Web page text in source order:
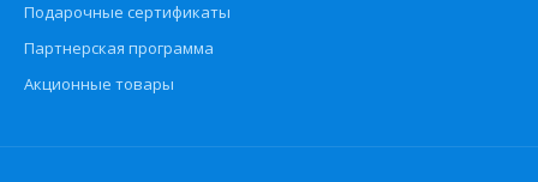
Подарочные сертификаты
Партнерская программа
Акционные товары